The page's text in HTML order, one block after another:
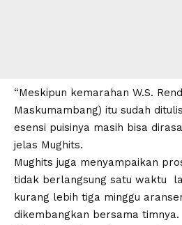
“Meskipun kemarahan W.S.
Maskumambang) itu sudah
esensi puisinya masih bisa
jelas Mughits.
Mughits juga menyampaikan
tidak berlangsung satu waktu
kurang lebih tiga minggu
dikembangkan bersama timnya.